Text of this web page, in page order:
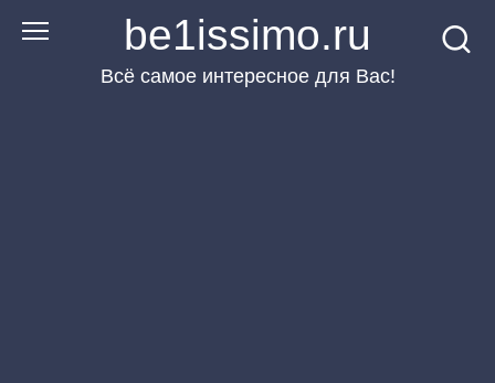
Перейти
be1issimo.ru
Всё самое интересное для Вас!